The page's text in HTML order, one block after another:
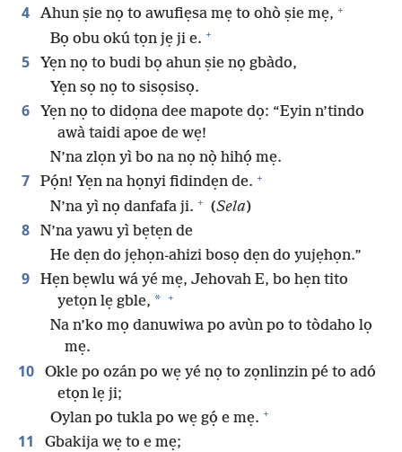
4 Ahun ṣie nọ to awufiẹsa mẹ to ohò ṣie mẹ, +
Bọ obu okú tọn jẹ ji e. +
5
Yẹn nọ to budi bọ ahun ṣie nọ gbàdo,
Yẹn sọ nọ to sisọsisọ.
6
Yẹn nọ to didọna dee mapote dọ: “Eyin n’tindo
awà taidi apoe de wẹ!
N’na zlọn yì bo na nọ nọ̀ hihọ́ mẹ.
7 Pọ́n! Yẹn na họnyi fidindẹn de. +
N’na yì nọ danfafa ji. + (Sela)
8
N’na yawu yì bẹtẹn de
He dẹn do jẹhọn-ahizi bosọ dẹn do yujẹhọn.”
9
Hẹn bẹwlu wá yé mẹ, Jehovah E, bo hẹn tito
yetọn lẹ gble, * +
Na n’ko mọ danuwiwa po avùn po to tòdaho lọ
mẹ.
10
Okle po ozán po wẹ yé nọ to zọnlinzin pé to adó
etọn lẹ ji;
Oylan po tukla po wẹ gọ́ e mẹ. +
11
Gbakija wẹ to e mẹ;